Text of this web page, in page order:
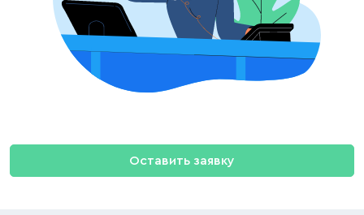
Оставить заявку
Выберите стыковку
Binotel
Comagic
Даю согласие ООО «Биново» и лицам,
действующим по его поручению, на